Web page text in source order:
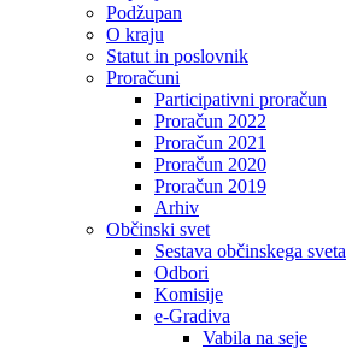
Podžupan
O kraju
Statut in poslovnik
Proračuni
Participativni proračun
Proračun 2022
Proračun 2021
Proračun 2020
Proračun 2019
Arhiv
Občinski svet
Sestava občinskega sveta
Odbori
Komisije
e-Gradiva
Vabila na seje